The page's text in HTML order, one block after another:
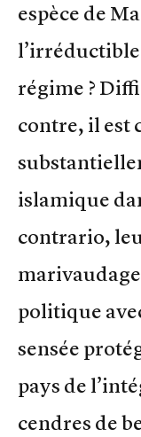
espèce de
régime ?
contre, il est
islamique
contrario,
politique
sensée
pays de
cendres de